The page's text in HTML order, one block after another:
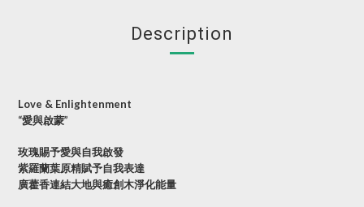
Description
Love & Enlightenment
“愛與啟蒙”
玫瑰賜予愛與自我啟發
紫羅蘭葉原精賦予自我表達
廣藿香連結大地與癒創木淨化能量